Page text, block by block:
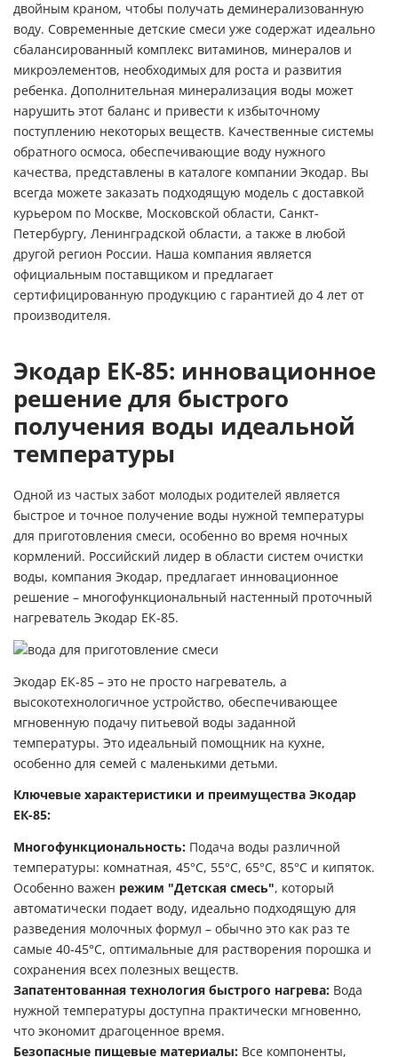
двойным краном, чтобы получать деминерализованную
воду. Современные детские смеси уже содержат идеально
сбалансированный комплекс витаминов, минералов и
микроэлементов, необходимых для роста и развития
ребенка. Дополнительная минерализация воды может
нарушить этот баланс и привести к избыточному
поступлению некоторых веществ. Качественные системы
обратного осмоса, обеспечивающие воду нужного
качества, представлены в каталоге компании Экодар. Вы
всегда можете заказать подходящую модель с доставкой
курьером по Москве, Московской области, Санкт-
Петербургу, Ленинградской области, а также в любой
другой регион России. Наша компания является
официальным поставщиком и предлагает
сертифицированную продукцию с гарантией до 4 лет от
производителя.
Экодар ЕК-85: инновационное
решение для быстрого
получения воды идеальной
температуры
Одной из частых забот молодых родителей является
быстрое и точное получение воды нужной температуры
для приготовления смеси, особенно во время ночных
кормлений. Российский лидер в области систем очистки
воды, компания Экодар, предлагает инновационное
решение – многофункциональный настенный проточный
нагреватель Экодар ЕК-85.
Экодар ЕК-85 – это не просто нагреватель, а
высокотехнологичное устройство, обеспечивающее
мгновенную подачу питьевой воды заданной
температуры. Это идеальный помощник на кухне,
особенно для семей с маленькими детьми.
Ключевые характеристики и преимущества Экодар
ЕК-85:
Многофункциональность: Подача воды различной
температуры: комнатная, 45°C, 55°C, 65°C, 85°C и кипяток.
Особенно важен режим "Детская смесь", который
автоматически подает воду, идеально подходящую для
разведения молочных формул – обычно это как раз те
самые 40-45°C, оптимальные для растворения порошка и
сохранения всех полезных веществ.
Запатентованная технология быстрого нагрева: Вода
нужной температуры доступна практически мгновенно,
что экономит драгоценное время.
Безопасные пищевые материалы: Все компоненты,